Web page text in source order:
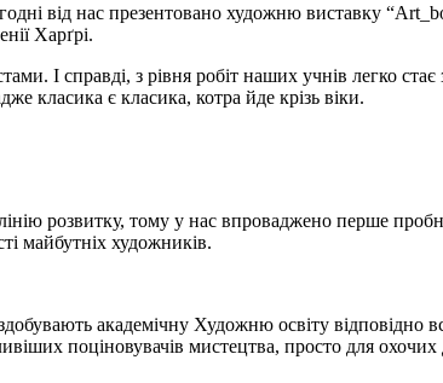
від нас презентовано художню виставку
Харґрі.
І справді, з рівня робіт наших учнів легко
класика є класика, котра йде крізь віки.
розвитку, тому у нас впроваджено перше
майбутніх художників.
академічну Художню освіту відповідно
поціновувачів мистецтва, просто для